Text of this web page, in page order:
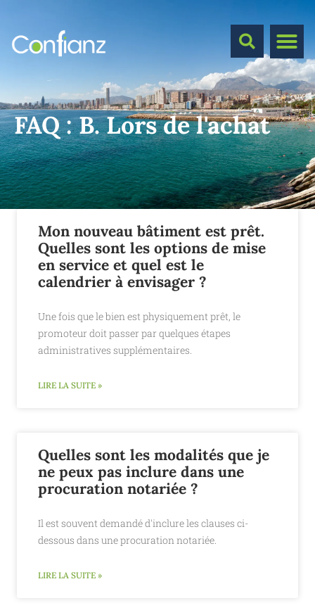
FAQ :B. Lors de l'achat
Mon nouveau bâtiment est prêt.
Quelles sont les options de mise
en service et quel est le
calendrier à envisager ?
Une fois que le bien est physiquement prêt, le
promoteur doit passer par quelques étapes
administratives supplémentaires.
LIRE LA SUITE »
Quelles sont les modalités que je
ne peux pas inclure dans une
procuration notariée ?
Il est souvent demandé d'inclure les clauses ci-
dessous dans une procuration notariée.
LIRE LA SUITE »